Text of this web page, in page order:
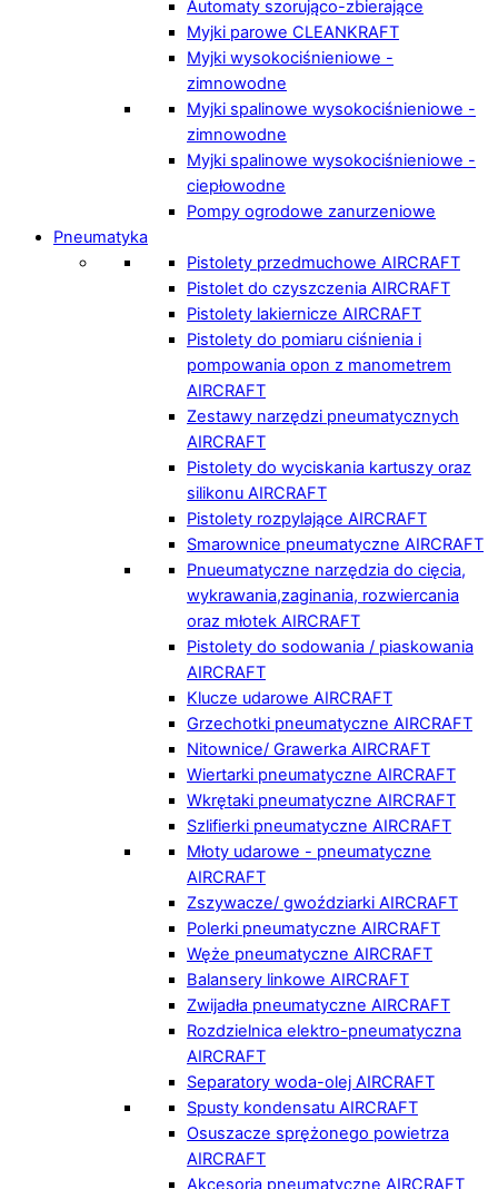
Automaty szorująco-zbierające
Myjki parowe CLEANKRAFT
Myjki wysokociśnieniowe -
zimnowodne
Myjki spalinowe wysokociśnieniowe -
zimnowodne
Myjki spalinowe wysokociśnieniowe -
ciepłowodne
Pompy ogrodowe zanurzeniowe
Pneumatyka
Pistolety przedmuchowe AIRCRAFT
Pistolet do czyszczenia AIRCRAFT
Pistolety lakiernicze AIRCRAFT
Pistolety do pomiaru ciśnienia i
pompowania opon z manometrem
AIRCRAFT
Zestawy narzędzi pneumatycznych
AIRCRAFT
Pistolety do wyciskania kartuszy oraz
silikonu AIRCRAFT
Pistolety rozpylające AIRCRAFT
Smarownice pneumatyczne AIRCRAFT
Pnueumatyczne narzędzia do cięcia,
wykrawania,zaginania, rozwiercania
oraz młotek AIRCRAFT
Pistolety do sodowania / piaskowania
AIRCRAFT
Klucze udarowe AIRCRAFT
Grzechotki pneumatyczne AIRCRAFT
Nitownice/ Grawerka AIRCRAFT
Wiertarki pneumatyczne AIRCRAFT
Wkrętaki pneumatyczne AIRCRAFT
Szlifierki pneumatyczne AIRCRAFT
Młoty udarowe - pneumatyczne
AIRCRAFT
Zszywacze/ gwoździarki AIRCRAFT
Polerki pneumatyczne AIRCRAFT
Węże pneumatyczne AIRCRAFT
Balansery linkowe AIRCRAFT
Zwijadła pneumatyczne AIRCRAFT
Rozdzielnica elektro-pneumatyczna
AIRCRAFT
Separatory woda-olej AIRCRAFT
Spusty kondensatu AIRCRAFT
Osuszacze sprężonego powietrza
AIRCRAFT
Akcesoria pneumatyczne AIRCRAFT